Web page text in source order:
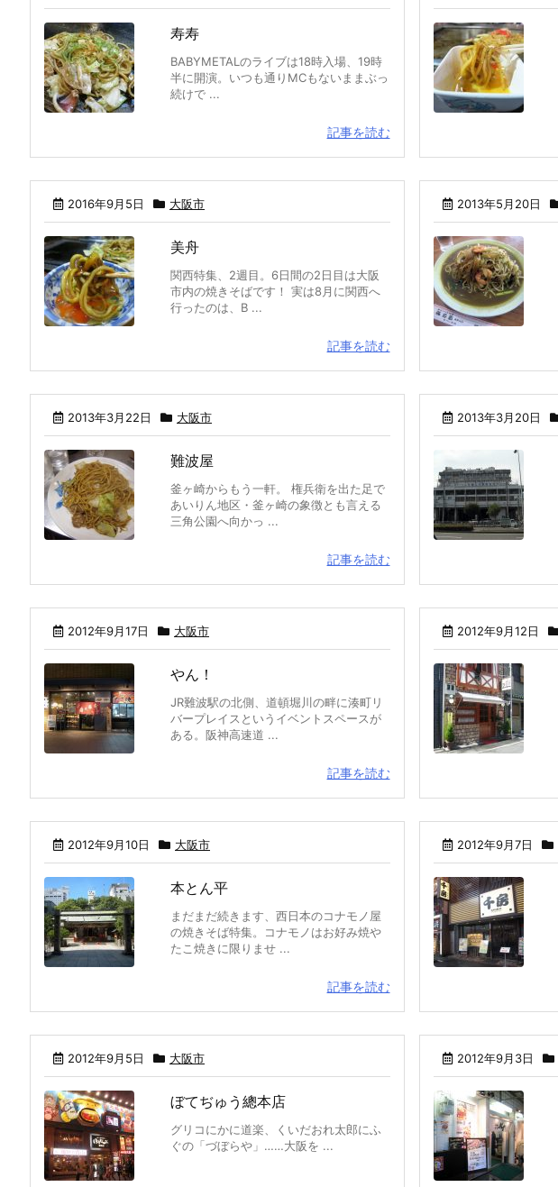
寿寿
BABYMETALのライブは18時入場、19時
半に開演。いつも通りMCもないままぶっ
続けで ...
記事を読む
2016年9月5日 大阪市
美舟
関西特集、2週目。6日間の2日目は大阪
市内の焼きそばです！ 実は8月に関西へ
行ったのは、B ...
記事を読む
2013年5月20日
2013年3月22日 大阪市
難波屋
釜ヶ崎からもう一軒。 権兵衛を出た足で
あいりん地区・釜ヶ崎の象徴とも言える
三角公園へ向かっ ...
記事を読む
2013年3月20日
2012年9月17日 大阪市
やん！
JR難波駅の北側、道頓堀川の畔に湊町リ
バープレイスというイベントスペースが
ある。阪神高速道 ...
記事を読む
2012年9月12日
2012年9月10日 大阪市
本とん平
まだまだ続きます、西日本のコナモノ屋
の焼きそば特集。コナモノはお好み焼や
たこ焼きに限りませ ...
記事を読む
2012年9月7日
2012年9月5日 大阪市
ぼてぢゅう總本店
グリコにかに道楽、くいだおれ太郎にふ
ぐの「づぼらや」……大阪を ...
2012年9月3日